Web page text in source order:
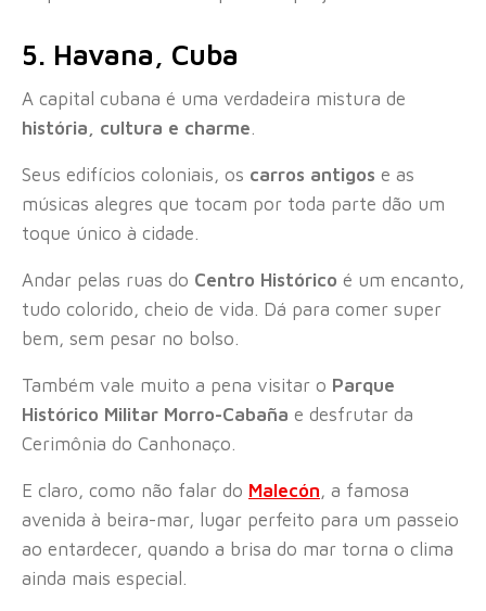
5. Havana, Cuba
A capital cubana é uma verdadeira mistura de
história, cultura e charme.
Seus edifícios coloniais, os carros antigos e as
músicas alegres que tocam por toda parte dão um
toque único à cidade.
Andar pelas ruas do Centro Histórico é um encanto,
tudo colorido, cheio de vida. Dá para comer super
bem, sem pesar no bolso.
Também vale muito a pena visitar o Parque
Histórico Militar Morro-Cabaña e desfrutar da
Cerimônia do Canhonaço.
E claro, como não falar do Malecón, a famosa
avenida à beira-mar, lugar perfeito para um passeio
ao entardecer, quando a brisa do mar torna o clima
ainda mais especial.